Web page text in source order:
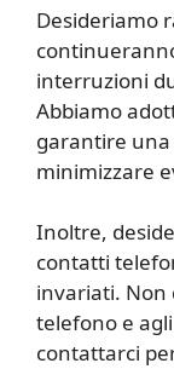
Desideriamo
interruzioni
Abbiamo
garantire
minimizzare
Inoltre,
contatti
invariati. Non
telefono e
contattarci